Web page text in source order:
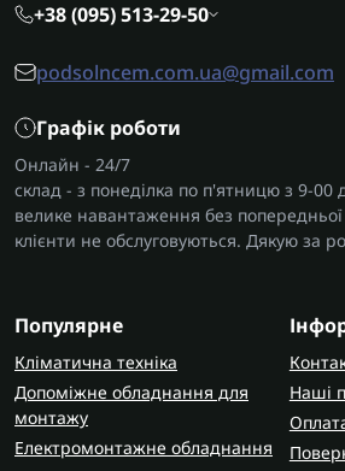
+38 (095) 513-29-50
podsolncem.com.ua@gmail.com
Графік роботи
Онлайн - 24/7
склад - з понеділка по п'ятницю з 9-00
велике навантаження без
клієнти не обслуговуються. Дякую за
Популярне
Кліматична техніка
Допоміжне обладнання для
монтажу
Електромонтажне обладнання
Наші